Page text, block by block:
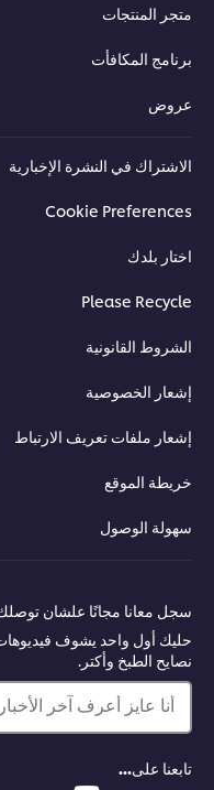
متجر المنتجات
برنامج المكافأت
عروض
الاشتراك في النشرة الإخبارية
Cookie Preferences
اختار بلدك
Please Recycle
الشروط القانونية
إشعار الخصوصية
إشعار ملفات تعريف الارتباط
خريطة الموقع
سهولة الوصول
سجل معانا مجانًا علشان توصلك
حليك أول واحد يشوف فيديوهات
نصايح الطبخ وأكتر.
أنا عايز أعرف آخر الأخبار
تابعنا على...